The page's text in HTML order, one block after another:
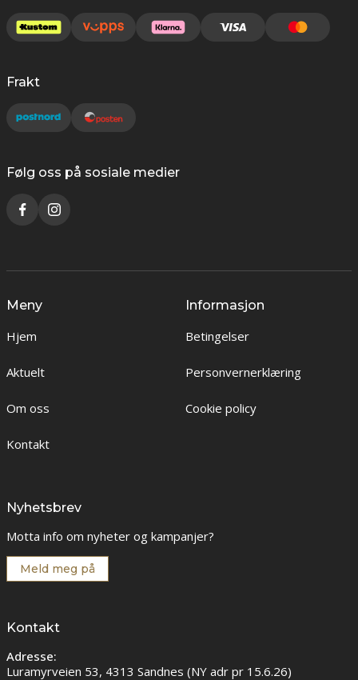
Frakt
Følg oss på sosiale medier
Meny
Hjem
Aktuelt
Om oss
Kontakt
Informasjon
Betingelser
Personvernerklæring
Cookie policy
Nyhetsbrev
Motta info om nyheter og kampanjer?
Meld meg på
Kontakt
Adresse:
Luramyrveien 53, 4313 Sandnes (NY adr pr 15.6.26)